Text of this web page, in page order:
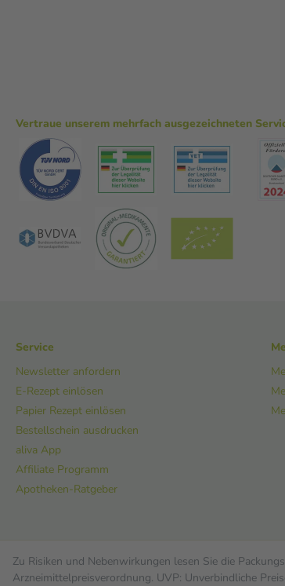
Vertraue unserem mehrfach ausgezeichneten
Service
Newsletter anfordern
E-Rezept einlösen
Papier Rezept einlösen
Bestellschein ausdrucken
aliva App
Affiliate Programm
Apotheken-Ratgeber
Zu Risiken und Nebenwirkungen lesen Sie die
Arzneimittelpreisverordnung. UVP: Unverbindliche